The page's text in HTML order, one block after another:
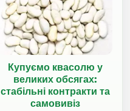
Купуємо квасолю у
великих обсягах:
стабільні контракти та
самовивіз